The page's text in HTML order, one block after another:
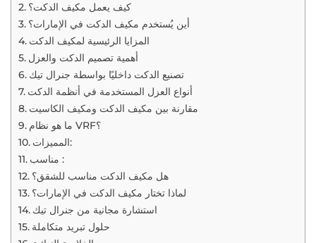
كيف يعمل مكيف الدكت؟
أين يُستخدم مكيف الدكت في الإمارات؟
المزايا الرئيسية لمكيف الدكت
أهمية تصميم الدكت والعزل
تصنيع الدكت داخليًا بواسطة جنرال تيك
أنواع العزل المستخدمة في أنظمة الدكت
مقارنة بين مكيف الدكت ومكيف الكاسيت
ما هو نظام VRF؟
المميزات:
مناسب :
هل مكيف الدكت مناسب للشقق؟
لماذا تختار مكيف الدكت في الإمارات؟
استشارة مجانية من جنرال تيك
حلول تبريد متكاملة